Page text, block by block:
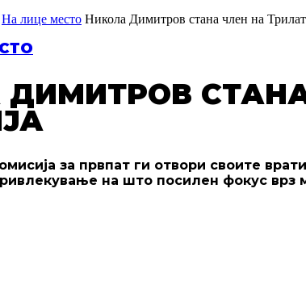
На лице место Никола Димитров стана член на
за првпат ги отвори своите
на што посилен фокус врз